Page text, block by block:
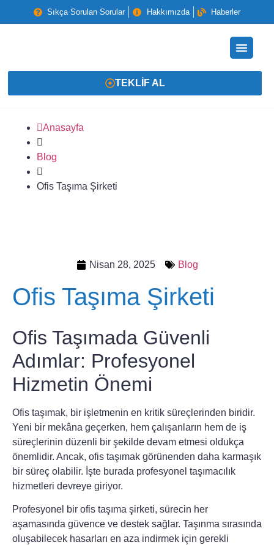
Sıkça Sorulan Sorular Hakkımızda Haberler
TEKLIF AL
Anasayfa
Blog
Ofis Taşıma Şirketi
Nisan 28, 2025 Blog
Ofis Taşıma Şirketi
Ofis Taşımada Güvenli
Adımlar: Profesyonel
Hizmetin Önemi
Ofis taşımak, bir işletmenin en kritik süreçlerinden biridir.
Yeni bir mekâna geçerken, hem çalışanların hem de iş
süreçlerinin düzenli bir şekilde devam etmesi oldukça
önemlidir. Ancak, ofis taşımak görünenden daha karmaşık
bir süreç olabilir. İşte burada profesyonel taşımacılık
hizmetleri devreye giriyor.
Profesyonel bir ofis taşıma şirketi, sürecin her
aşamasında güvence ve destek sağlar. Taşınma sırasında
oluşabilecek hasarları en aza indirmek için gerekli